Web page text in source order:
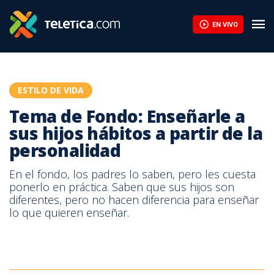
EN VIVO
ESTILO DE VIDA
Tema de Fondo: Enseñarle a
sus hijos hábitos a partir de la
personalidad
En el fondo, los padres lo saben, pero les cuesta
ponerlo en práctica. Saben que sus hijos son
diferentes, pero no hacen diferencia para enseñar
lo que quieren enseñar.